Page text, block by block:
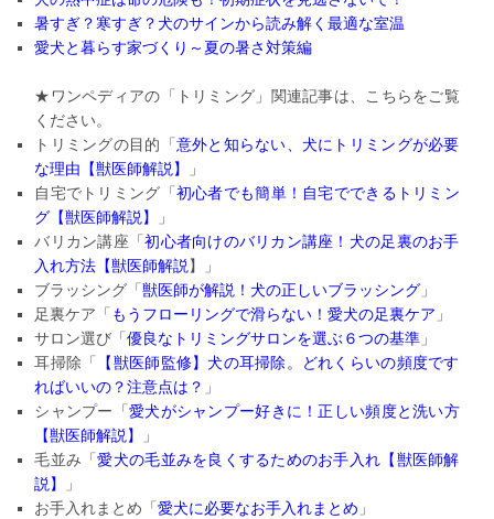
暑すぎ？寒すぎ？犬のサインから読み解く最適な室温
愛犬と暮らす家づくり～夏の暑さ対策編
★ワンペディアの「トリミング」関連記事は、こちらをご覧
ください。
トリミングの目的「 意外と知らない、 犬にトリミングが必要
な理由【獣医師解説】
」
自宅でトリミング「 初心者でも簡単！自宅でできるトリミン
グ【獣医師解説】
」
バリカン講座「初心者向けのバリカン講座！ 犬の足裏のお手
入れ方法【獣医師解説 】」
ブラッシング「獣医師が解説！犬の正しいブラッシング 」
足裏ケア「 もうフローリングで滑らない！愛犬の足裏ケア 」
サロン選び「優良なトリミングサロンを選ぶ６つの基準 」
耳掃除「
【獣医師監修】犬の耳掃除。
どれくらいの頻度です
ればいいの？注意点は？ 」
シャンプー「愛犬がシャンプー好きに！正しい頻度と洗い方
【獣医師解説】
」
毛並み「愛犬の毛並みを良くするためのお手入れ【獣医師解
説】
」
お手入れまとめ「愛犬に必要なお手入れまとめ 」